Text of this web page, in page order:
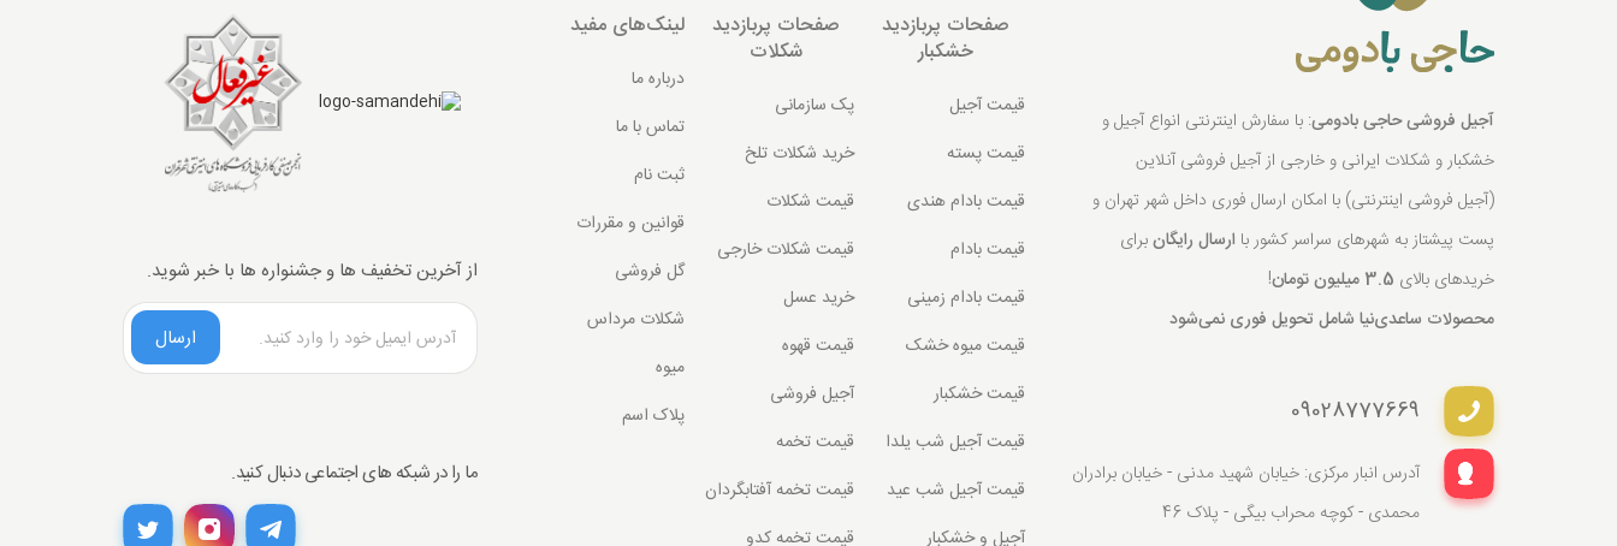
آجیل فروشی حاجی بادومی: با سفارش اینترنتی انواع آجیل و
خشکبار و شکلات ایرانی و خارجی از آجیل فروشی آنلاین
(آجیل فروشی اینترنتی) با امکان ارسال فوری داخل شهر تهران و
پست پیشتاز به شهرهای سراسر کشور با ارسال رایگانبرای
خریدهای بالای 3.5 میلیون تومان
!
محصولات ساعدی‌نیا شامل تحویل فوری نمی‌شود
09028777669
آدرس انبار مرکزی: خیابان شهید مدنی - خیابان برادران
محمدی - کوچه محراب بیگی - پلاک 46
صفحات پربازدید
خشکبار
قیمت آجیل
قیمت پسته
قیمت بادام هندی
قیمت بادام
قیمت بادام زمینی
قیمت میوه خشک
قیمت خشکبار
قیمت آجیل شب یلدا
قیمت آجیل شب عید
آجیل و خشکبار
صفحات پربازدید
شکلات
پک سازمانی
خرید شکلات تلخ
قیمت شکلات
قیمت شکلات خارجی
خرید عسل
قیمت قهوه
آجیل فروشی
قیمت تخمه
قیمت تخمه آفتابگردان
قیمت تخمه کدو
لینک‌های مفید
درباره ما
تماس با ما
ثبت نام
قوانین و مقررات
گل فروشی
شکلات مرداس
میوه
پلاک اسم
از آخرین تخفیف ها و جشنواره ها با خبر شوید.
ارسال
ما را در شبکه های اجتماعی دنبال کنید.